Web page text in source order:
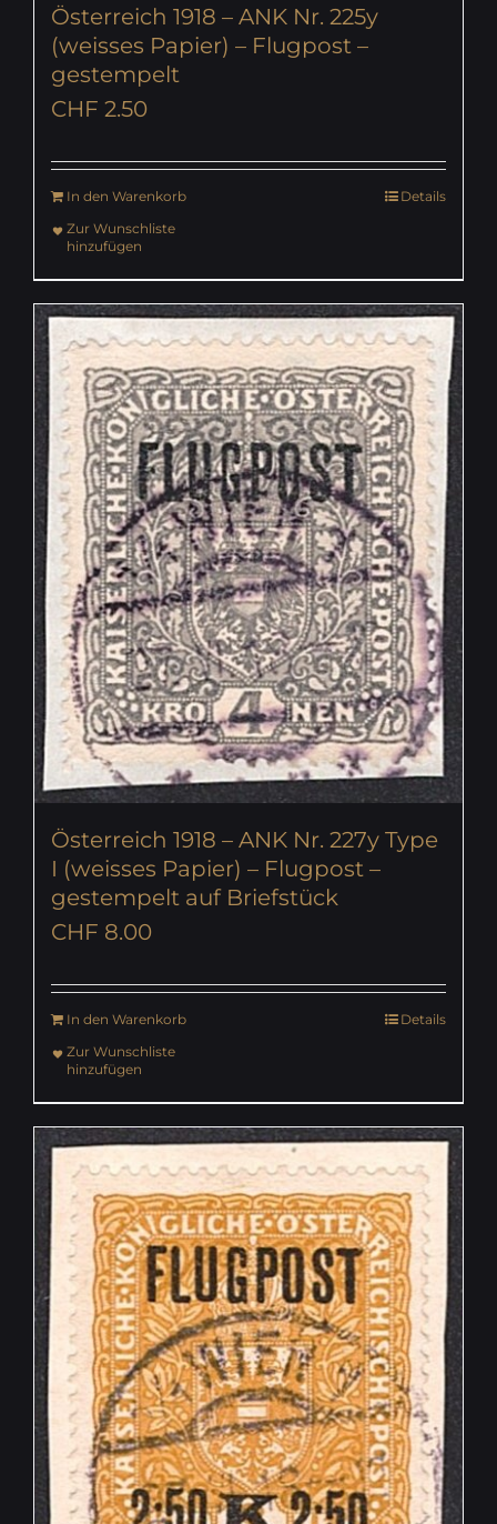
Österreich 1918 – ANK Nr. 225y
(weisses Papier) – Flugpost –
gestempelt
CHF 2.50
In den Warenkorb
Details
Zur Wunschliste
hinzufügen
Österreich 1918 – ANK Nr. 227y Type
I (weisses Papier) – Flugpost –
gestempelt auf Briefstück
CHF 8.00
In den Warenkorb
Details
Zur Wunschliste
hinzufügen